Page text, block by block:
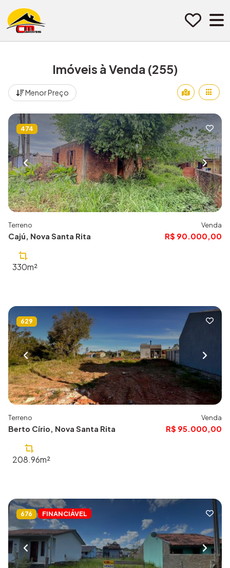
Imóveis à Venda (255)
Menor Preço
474
Terreno
Cajú, Nova Santa Rita
Venda
R$ 90.000,00
330m²
629
Terreno
Berto Círio, Nova Santa Rita
Venda
R$ 95.000,00
208.96m²
676 FINANCIÁVEL